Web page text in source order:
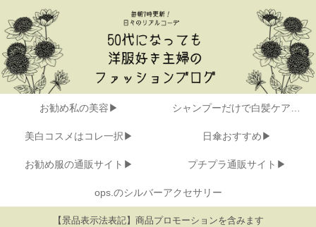
お勧め私の美容▶ シャンプーだけで白髪ケア▶
美白コスメはコレ一択▶ 日傘おすすめ▶
お勧め服の通販サイト▶ プチプラ通販サイト▶
ops.のシルバーアクセサリー
【景品表示法表記】商品プロモーションを含みます